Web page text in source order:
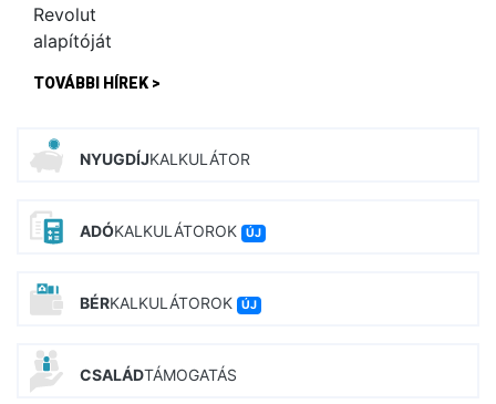
TOVÁBBI HÍREK >
NYUGDÍJKALKULÁTOR
ADÓKALKULÁTOROK ÚJ
BÉRKALKULÁTOROK ÚJ
CSALÁDTÁMOGATÁS